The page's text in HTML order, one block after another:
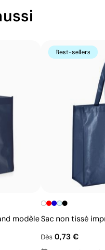
modèle
Best-sellers
Sac non tissé
Dès0,73 €